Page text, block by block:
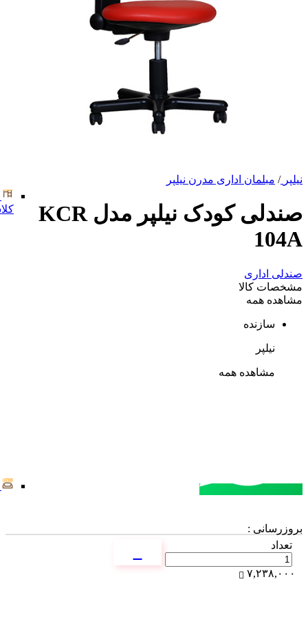
نیلپر / مبلمان اداری مدرن نیلپر
صندلی کودک نیلپر مدل KCR
104A
صندلی اداری
مشخصات کالا
مشاهده همه
سازنده
نیلپر
مشاهده همه
بروزرسانی :
تعداد
۷,۲۳۸,۰۰۰